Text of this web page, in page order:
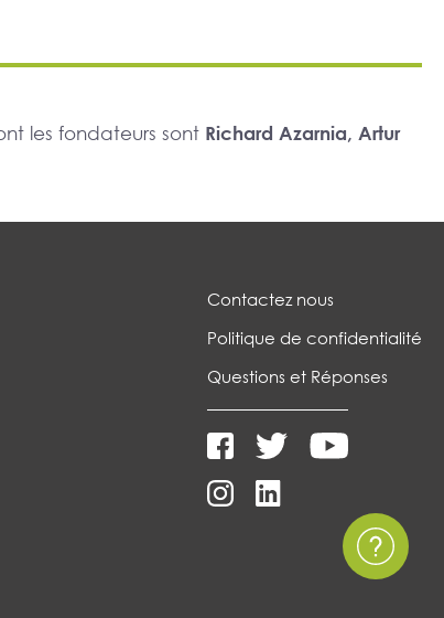
les fondateurs sont Richard Azarnia, Artur
Contactez nous
Politique de confidentialité
Questions et Réponses